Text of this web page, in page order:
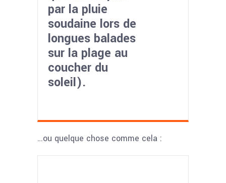
par la pluie
soudaine lors de
longues balades
sur la plage au
coucher du
soleil).
…ou quelque chose comme cela :